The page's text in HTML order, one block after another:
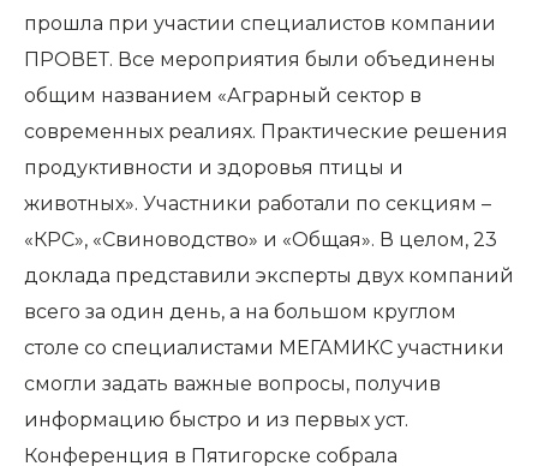
прошла при участии специалистов компании
ПРОВЕТ. Все мероприятия были объединены
общим названием «Аграрный сектор в
современных реалиях. Практические решения
продуктивности и здоровья птицы и
животных». Участники работали по секциям –
«КРС», «Свиноводство» и «Общая». В целом, 23
доклада представили эксперты двух компаний
всего за один день, а на большом круглом
столе со специалистами МЕГАМИКС участники
смогли задать важные вопросы, получив
информацию быстро и из первых уст.
Конференция в Пятигорске собрала